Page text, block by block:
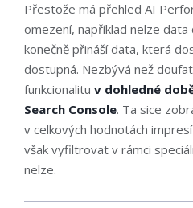
Přestože má přehled AI
omezení, například nelze
konečně přináší data, která
dostupná. Nezbývá než
funkcionalitu v dohledné
Search Console. Ta sice
v celkových hodnotách
však vyfiltrovat v rámci
nelze.